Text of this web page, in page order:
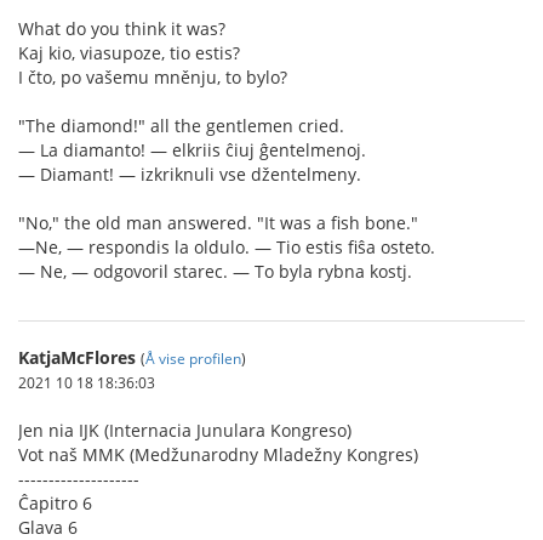
What do you think it was?
Kaj kio, viasupoze, tio estis?
I čto, po vašemu mněnju, to bylo?
"The diamond!" all the gentlemen cried.
— La diamanto! — elkriis ĉiuj ĝentelmenoj.
— Diamant! — izkriknuli vse džentelmeny.
"No," the old man answered. "It was a fish bone."
—Ne, — respondis la oldulo. — Tio estis fiŝa osteto.
— Ne, — odgovoril starec. — To byla rybna kostj.
KatjaMcFlores (Å vise profilen)
2021 10 18 18:36:03
Jen nia IJK (Internacia Junulara Kongreso)
Vot naš MMK (Medžunarodny Mladežny Kongres)
--------------------
Ĉapitro 6
Glava 6